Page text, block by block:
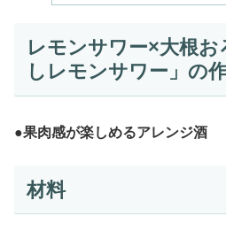
レモンサワー×大根お
しレモンサワー」の
●果肉感が楽しめるアレンジ酒
材料